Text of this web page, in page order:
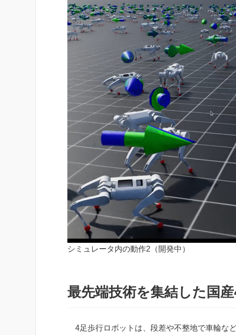
シミュレータ内の動作2（開発中）
最先端技術を集結した国
4足歩行ロボットは、段差や不整地で車輪な